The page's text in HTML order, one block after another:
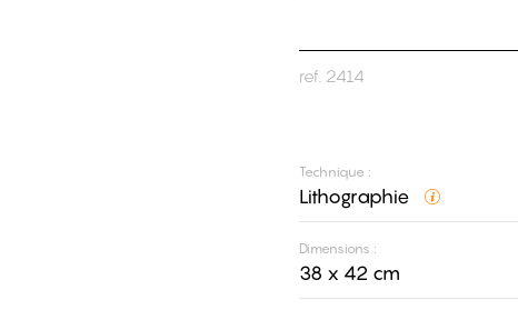
ref. 2414
Technique :
Lithographie
Dimensions :
38 x 42 cm